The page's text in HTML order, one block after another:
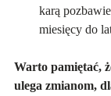
karą
miesięcy do
Warto pamiętać,
ulega zmianom,